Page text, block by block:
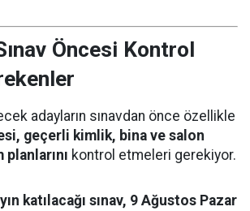
Öncesi Kontrol
adayların sınavdan önce özellikle
geçerli kimlik, bina ve salon
kontrol etmeleri gerekiyor.
katılacağı sınav, 9 Ağustos Pazar